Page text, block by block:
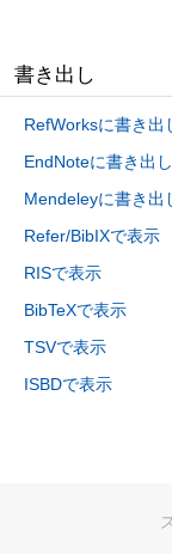
書き出し
RefWorksに書き出
EndNoteに書き出し
Mendeleyに書き出
Refer/BibIXで表示
RISで表示
BibTeXで表示
TSVで表示
ISBDで表示